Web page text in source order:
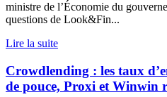
ministre de l’Économie du
questions de Look&Fin...
Lire la suite
Crowdlending : les taux
de pouce, Proxi et Winwin